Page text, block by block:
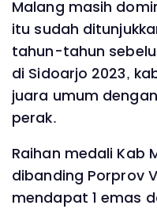
Malang masih
itu sudah
tahun-tahun
di Sidoarjo 2023,
juara umum
perak.
Raihan medali Kab
dibanding Porprov
mendapat 1 emas